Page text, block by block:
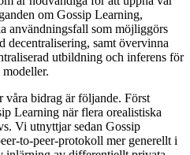
om Gossip Learning,
användningsfall som möjliggörs
decentralisering, samt övervinna
utbildning och inferens för
våra bidrag är följande. Först
Learning när flera orealistiska
Vi utnyttjar sedan Gossip
to-peer-protokoll mer generellt i